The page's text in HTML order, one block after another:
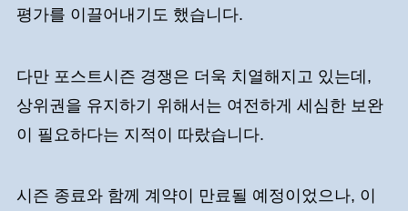
평가를 이끌어내기도 했습니다.
다만 포스트시즌 경쟁은 더욱 치열해지고 있는데,
상위권을 유지하기 위해서는 여전하게 세심한 보완
이 필요하다는 지적이 따랐습니다.
시즌 종료와 함께 계약이 만료될 예정이었으나, 이